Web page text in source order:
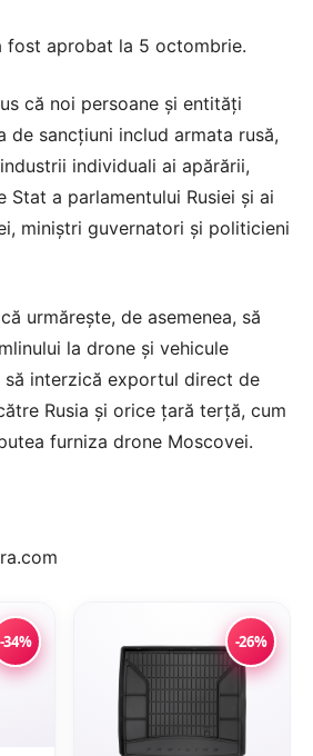
fost aprobat la 5 octombrie.
că noi persoane și entități
de sancțiuni includ armata rusă,
individuali ai apărării,
Stat a parlamentului Rusiei și ai
miniștri guvernatori și politicieni
urmărește, de asemenea, să
la drone și vehicule
interzică exportul direct de
Rusia și orice țară terță, cum
furniza drone Moscovei.
-34% -26%